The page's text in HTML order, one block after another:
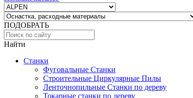
ПОДОБРАТЬ
Найти
Станки
Фуговальные Станки
Строительные Циркулярные Пилы
Ленточнопильные Станки по дереву
Токарные станки по дереву